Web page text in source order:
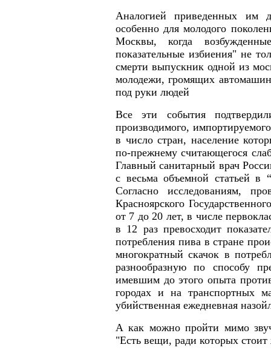
Аналогией приведенных им
особенно для молодого
Москвы, когда
показательные избиения" не
смерти выпускник одной из
молодежи, громящих
под руки людей
Все эти события
производимого,
в число стран, население
по-прежнему считающегося
Главный санитарный врач
с весьма объемной статьей в
Согласно исследованиям,
Красноярского
от 7 до 20 лет, в числе
в 12 раз превосходит
потребления пива в стране
многократный скачок в
разнообразную по способу
имевшим до этого опыта
городах и на транспортных
убийственная ежедневная
А как можно пройти мимо
"Есть вещи, ради которых